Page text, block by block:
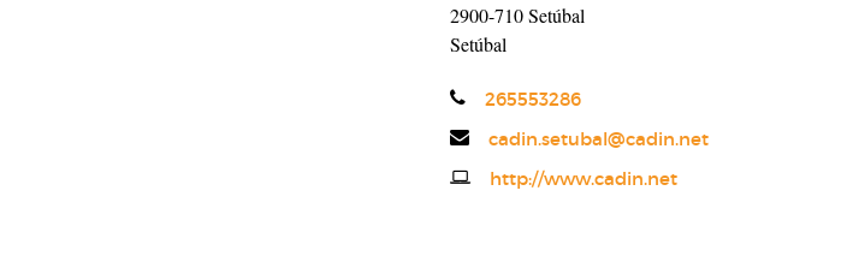
2900-710Setúbal
Setúbal
Telefone
265553286
Emailcadin.setubal@cadin.net
Websitehttp://www.cadin.net